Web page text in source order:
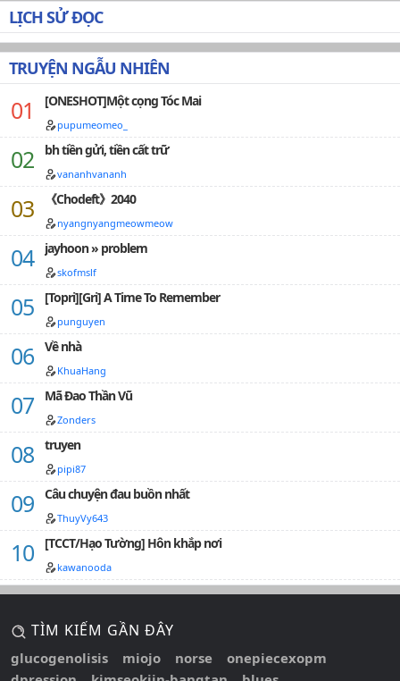
LỊCH SỬ ĐỌC
TRUYỆN NGẪU NHIÊN
[ONESHOT]Một cọng Tóc Mai
pupumeomeo_
bh tiền gửi, tiền cất trữ
vananhvananh
《Chodeft》2040
nyangnyangmeowmeow
jayhoon » problem
skofmslf
[Topri][Gri] A Time To Remember
punguyen
Về nhà
KhuaHang
Mã Đao Thần Vũ
Zonders
truyen
pipi87
Câu chuyện đau buồn nhất
ThuyVy643
[TCCT/Hạo Tường] Hôn khắp nơi
kawanooda
TÌM KIẾM GẦN ĐÂY
glucogenolisis miojo norse
onepiecexopm